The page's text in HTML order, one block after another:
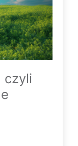
czyli